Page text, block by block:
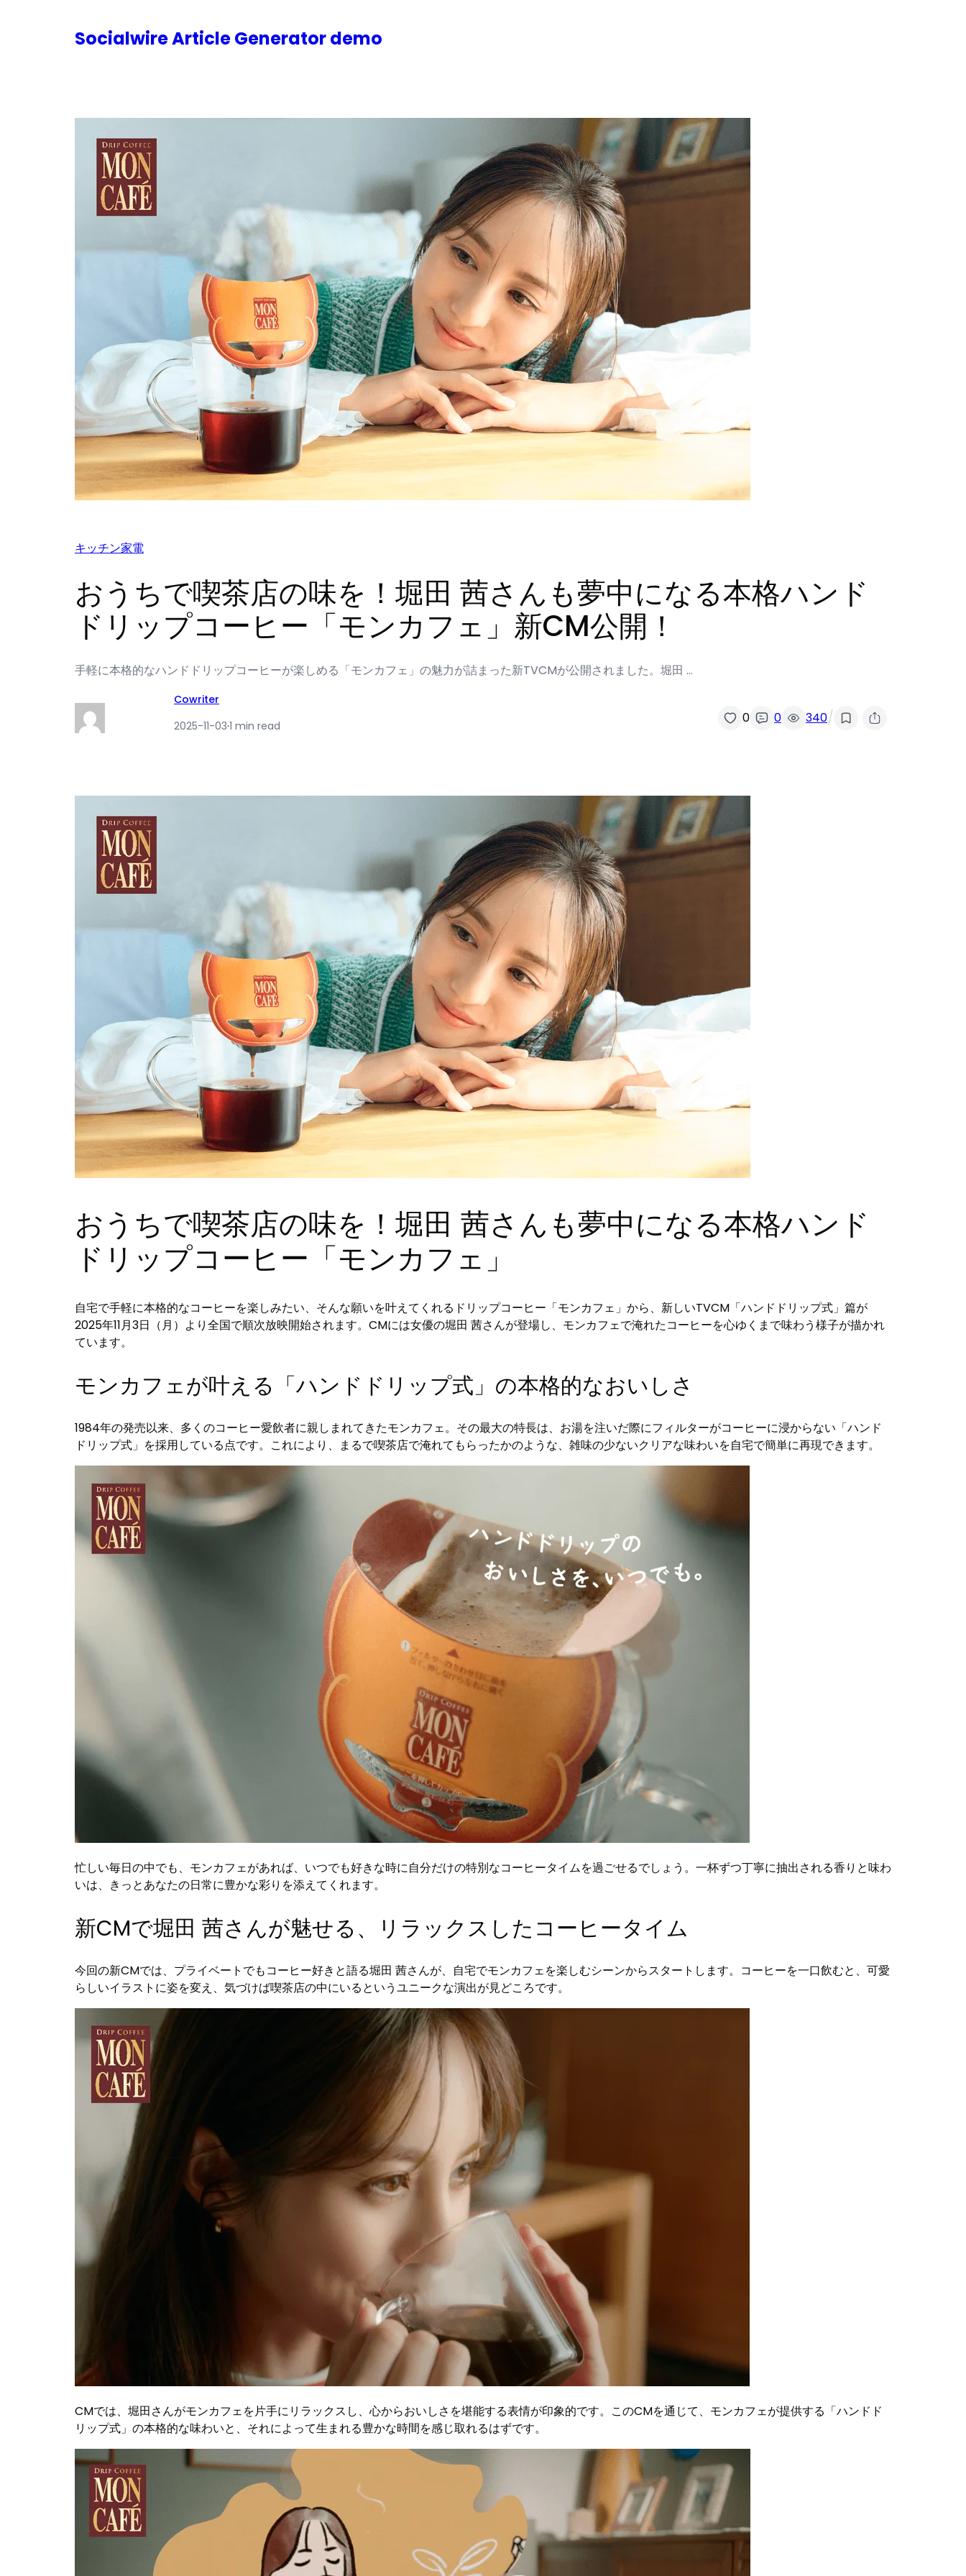
Socialwire Article Generator demo
キッチン家電
おうちで喫茶店の味を！堀田 茜さんも夢中になる本格ハンド
ドリップコーヒー「モンカフェ」新CM公開！
手軽に本格的なハンドドリップコーヒーが楽しめる「モンカフェ」の魅力が詰まった新TVCMが公開されました。堀田 …
Cowriter
2025-11-03·1 min read 0 0 340/
おうちで喫茶店の味を！堀田 茜さんも夢中になる本格ハンド
ドリップコーヒー「モンカフェ」
自宅で手軽に本格的なコーヒーを楽しみたい、そんな願いを叶えてくれるドリップコーヒー「モンカフェ」から、新しいTVCM「ハンドドリップ式」篇が
2025年11月3日（月）より全国で順次放映開始されます。CMには女優の堀田 茜さんが登場し、モンカフェで淹れたコーヒーを心ゆくまで味わう様子が描かれ
ています。
モンカフェが叶える「ハンドドリップ式」の本格的なおいしさ
1984年の発売以来、多くのコーヒー愛飲者に親しまれてきたモンカフェ。その最大の特長は、お湯を注いだ際にフィルターがコーヒーに浸からない「ハンド
ドリップ式」を採用している点です。これにより、まるで喫茶店で淹れてもらったかのような、雑味の少ないクリアな味わいを自宅で簡単に再現できます。
忙しい毎日の中でも、モンカフェがあれば、いつでも好きな時に自分だけの特別なコーヒータイムを過ごせるでしょう。一杯ずつ丁寧に抽出される香りと味わ
いは、きっとあなたの日常に豊かな彩りを添えてくれます。
新CMで堀田 茜さんが魅せる、リラックスしたコーヒータイム
今回の新CMでは、プライベートでもコーヒー好きと語る堀田 茜さんが、自宅でモンカフェを楽しむシーンからスタートします。コーヒーを一口飲むと、可愛
らしいイラストに姿を変え、気づけば喫茶店の中にいるというユニークな演出が見どころです。
CMでは、堀田さんがモンカフェを片手にリラックスし、心からおいしさを堪能する表情が印象的です。このCMを通じて、モンカフェが提供する「ハンドド
リップ式」の本格的な味わいと、それによって生まれる豊かな時間を感じ取れるはずです。